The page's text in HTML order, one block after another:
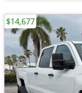
$14,677